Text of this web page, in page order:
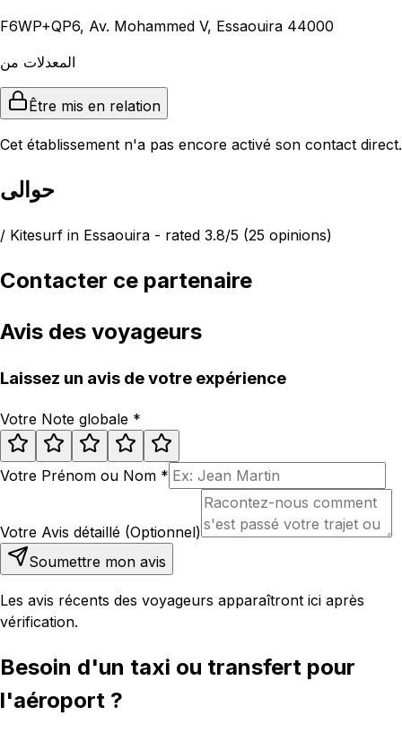
F6WP+QP6, Av. Mohammed V, Essaouira 44000
المعدلات من
Être mis en relation
Cet établissement n'a pas encore activé son contact direct.
حوالى
/ Kitesurf in Essaouira - rated 3.8/5 (25 opinions)
Contacter ce partenaire
Avis des voyageurs
Laissez un avis de votre expérience
Votre Note globale *
Votre Prénom ou Nom *
Votre Avis détaillé (Optionnel)
Soumettre mon avis
Les avis récents des voyageurs apparaîtront ici après
vérification.
Besoin d'un taxi ou transfert pour
l'aéroport ?